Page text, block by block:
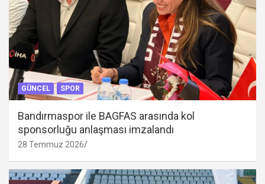
GÜNCEL SPOR
Bandırmaspor ile BAGFAS arasında kol
sponsorluğu anlaşması imzalandı
28 Temmuz 2026